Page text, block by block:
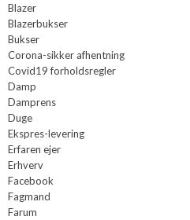
Blazer
Blazerbukser
Bukser
Corona-sikker afhentning
Covid19 forholdsregler
Damp
Damprens
Duge
Ekspres-levering
Erfaren ejer
Erhverv
Facebook
Fagmand
Farum